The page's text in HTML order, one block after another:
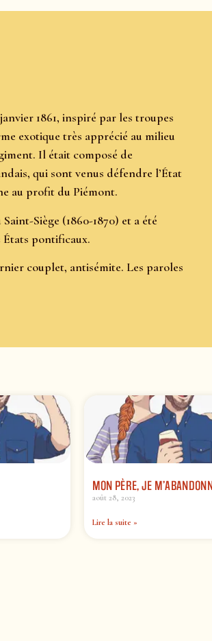
1861, inspiré par les troupes
exotique très apprécié au milieu
Il était composé de
qui sont venus défendre l’État
au profit du Piémont.
Siège (1860-1870) et a été
États pontificaux.
couplet, antisémite. Les paroles
MON PÈRE, JE
août 28, 2023
Lire la suite »